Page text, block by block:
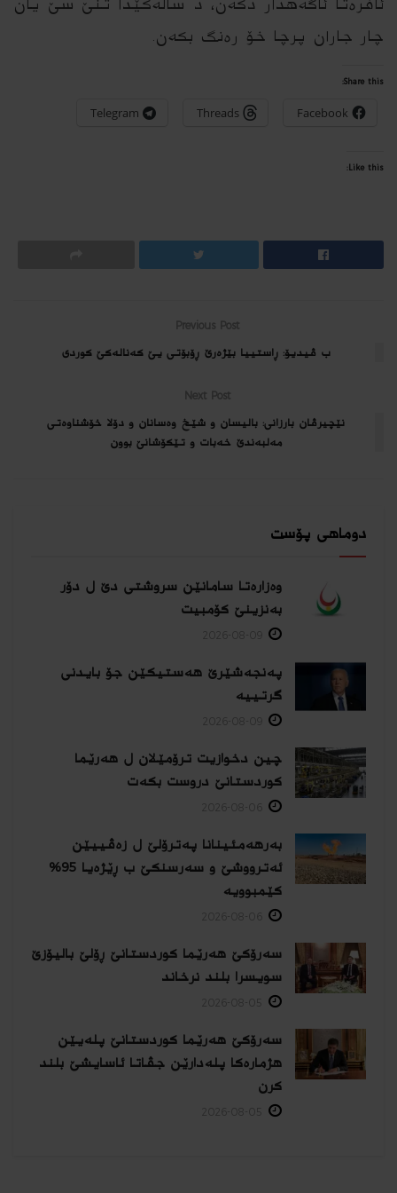
ئافره‌تا ئاگه‌هدار دكه‌ن، د ساله‌كێدا تنێ سێ یان
چار جاران پرچا خۆ ره‌نگ بكه‌ن.
Share this:
Facebook
Threads
Telegram
Like this:
Previous Post
ب ڤیدیۆ: ڕاستییا بێژەرێ ڕۆبۆتی یێ کەنالەکێ کوردی
Next Post
نێچیرڤان بارزانى: بالیسان و شێخ وەسانان و دۆلا خۆشناوەتی
مه‌لبه‌ندێ خه‌بات و تێكۆشانێ بوون
دوماهی پۆست
وەزارەتا سامانێن سروشتی دێ ل دۆر
بەنزینێ كۆمبیت
پەنجەشێرێ هەستیكێن جۆ بایدنی
گرتییە
چین دخوازیت ترۆمێلان ل هەرێما
كوردستانێ دروست بكەت
بەرهەمئینانا په‌ترۆلێ ل زه‌ڤییێن
ئەترووشێ و سەرسنكێ ب ڕێژەیا 95%
كێمبوویە
سەرۆکێ هەرێما کوردستانێ ڕۆلێ بالیۆزێ
سویسرا بلند نرخاند
سەرۆکێ هەرێما کوردستانێ پلەیێن
هژمارەكا پلەدارێن جڤاتا ئاسایشێ بلند
كرن